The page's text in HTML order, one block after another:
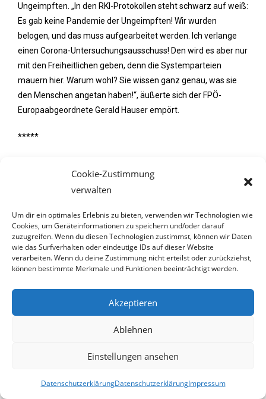
Cookie-Zustimmung
verwalten
Um dir ein optimales Erlebnis zu bieten, verwenden wir Technologien wie
Cookies, um Geräteinformationen zu speichern und/oder darauf
zuzugreifen. Wenn du diesen Technologien zustimmst, können wir Daten
wie das Surfverhalten oder eindeutige IDs auf dieser Website
verarbeiten. Wenn du deine Zustimmung nicht erteilst oder zurückziehst,
können bestimmte Merkmale und Funktionen beeinträchtigt werden.
Akzeptieren
Ablehnen
Einstellungen ansehen
DatenschutzerklärungDatenschutzerklärungImpressum
Ungeimpften. „In den RKI-Protokollen steht schwarz auf weiß:
Es gab keine Pandemie der Ungeimpften! Wir wurden
belogen, und das muss aufgearbeitet werden. Ich verlange
einen Corona-Untersuchungsausschuss! Den wird es aber nur
mit den Freiheitlichen geben, denn die Systemparteien
mauern hier. Warum wohl? Sie wissen ganz genau, was sie
den Menschen angetan haben!“, äußerte sich der FPÖ-
Europaabgeordnete Gerald Hauser empört.
*****
13. August 2024
Probanden für Covid-19-Impfung
gesucht
Jetzt in Verbindung mit einem
Pneumokokken-Impfstoff
„Die WHO – unser globaler Hüter der Gesundheit! Die
die Gesundheit aller Menschen weltweit zu fördern. Ihre
Gesundheitskrisen und die Stärkung von